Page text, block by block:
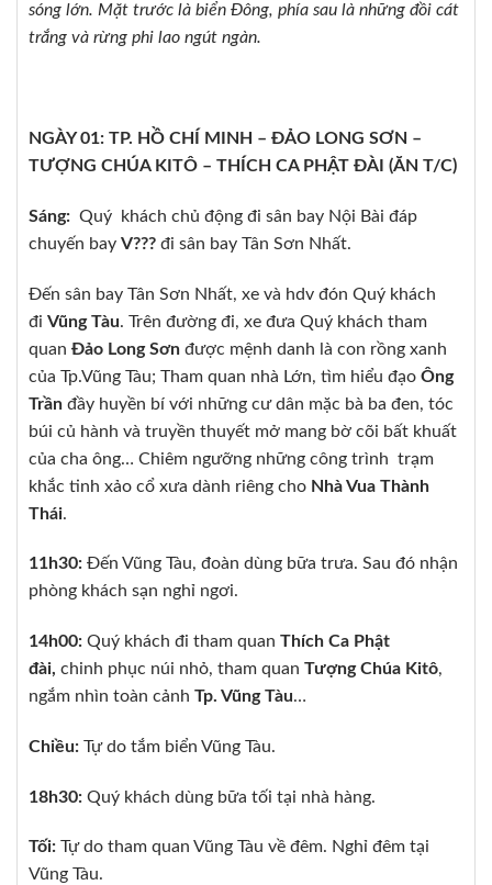
sóng lớn. Mặt trước là biển Đông, phía sau là những đồi cát
trắng và rừng phi lao ngút ngàn.
NGÀY 01: TP. HỒ CHÍ MINH – ĐẢO LONG SƠN –
TƯỢNG CHÚA KITÔ – THÍCH CA PHẬT ĐÀI (ĂN T/C)
Sáng: Quý khách chủ động đi sân bay Nội Bài đáp
chuyến bay V??? đi sân bay Tân Sơn Nhất.
Đến sân bay Tân Sơn Nhất, xe và hdv đón Quý khách
đi Vũng Tàu. Trên đường đi, xe đưa Quý khách tham
quan Đảo Long Sơn được mệnh danh là con rồng xanh
của Tp.Vũng Tàu; Tham quan nhà Lớn, tìm hiểu đạo Ông
Trần đầy huyền bí với những cư dân mặc bà ba đen, tóc
búi củ hành và truyền thuyết mở mang bờ cõi bất khuất
của cha ông… Chiêm ngưỡng những công trình trạm
khắc tinh xảo cổ xưa dành riêng cho Nhà Vua Thành
Thái.
11h30: Đến Vũng Tàu, đoàn dùng bữa trưa. Sau đó nhận
phòng khách sạn nghỉ ngơi.
14h00: Quý khách đi tham quan Thích Ca Phật
đài, chinh phục núi nhỏ, tham quan Tượng Chúa Kitô,
ngắm nhìn toàn cảnh Tp. Vũng Tàu…
Chiều: Tự do tắm biển Vũng Tàu.
18h30: Quý khách dùng bữa tối tại nhà hàng.
Tối: Tự do tham quan Vũng Tàu về đêm. Nghỉ đêm tại
Vũng Tàu.